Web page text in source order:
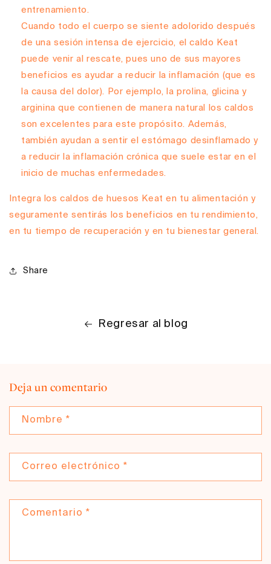
entrenamiento.
Cuando todo el cuerpo se siente adolorido después
de una sesión intensa de ejercicio, el caldo Keat
puede venir al rescate, pues uno de sus mayores
beneficios es ayudar a reducir la inflamación (que es
la causa del dolor). Por ejemplo, la prolina, glicina y
arginina que contienen de manera natural los caldos
son excelentes para este propósito. Además,
también ayudan a sentir el estómago desinflamado y
a reducir la inflamación crónica que suele estar en el
inicio de muchas enfermedades.
Integra los caldos de huesos Keat en tu alimentación y
seguramente sentirás los beneficios en tu rendimiento,
en tu tiempo de recuperación y en tu bienestar general.
Share
Regresar al blog
Deja un comentario
Nombre *
Correo electrónico *
Comentario *